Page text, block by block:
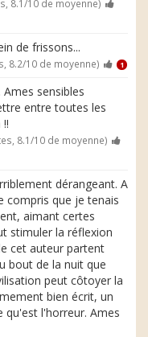
8.1/10 de moyenne)
de frissons...
8.2/10 de moyenne) 1
sensibles
entre toutes les
8.1/10 de moyenne)
dérangeant. A
compris que je tenais
aimant certes
stimuler la réflexion
cet auteur partent
bout de la nuit que
peut côtoyer la
bien écrit, un
qu'est l'horreur. Ames